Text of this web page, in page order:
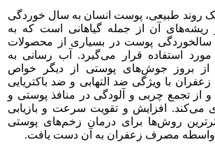
روند طبیعی، پوست انسان به سال خوردگی
آن از جمله گیاهانی است که به
سالخوردگی پوست در بسیاری از محصولات
مورد استفاده قرار می‌گیرد. آب رسانی به
بروز جوش‌های پوستی از دیگر خواص
زعفران با ویژگی ضد التهابی و ضد باکتریایی
از تجمع چربی و آلودگی در منافذ پوستی و
می‌کند. افزایش و تقویت سرعت و بازیابی
روش‌ها برای درمان زخم‌های پوستی
واسطه مصرف زعفران به آن دست یافت.